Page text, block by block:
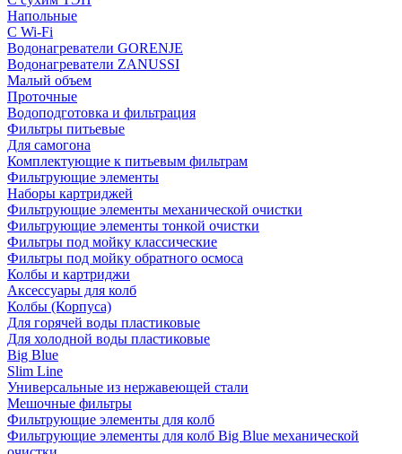
Напольные
С Wi-Fi
Водонагреватели GORENJE
Водонагреватели ZANUSSI
Малый объем
Проточные
Водоподготовка и фильтрация
Фильтры питьевые
Для самогона
Комплектующие к питьевым фильтрам
Фильтрующие элементы
Наборы картриджей
Фильтрующие элементы механической очистки
Фильтрующие элементы тонкой очистки
Фильтры под мойку классические
Фильтры под мойку обратного осмоса
Колбы и картриджи
Аксессуары для колб
Колбы (Корпуса)
Для горячей воды пластиковые
Для холодной воды пластиковые
Big Blue
Slim Line
Универсальные из нержавеющей стали
Мешочные фильтры
Фильтрующие элементы для колб
Фильтрующие элементы для колб Big Blue механической